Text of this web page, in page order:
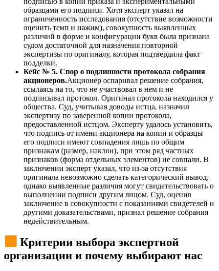
образцами его подписи. Хотя эксперт указал на
ограниченность исследования (отсутствие возможности
оценить темп и нажим), совокупность выявленных
различий в форме и конфигурации букв была признана
судом достаточной для назначения повторной
экспертизы по оригиналу, которая подтвердила факт
подделки.
Кейс № 5. Спор о подлинности протокола собрания
акционеров.Акционер оспаривал решение собрания,
ссылаясь на то, что не участвовал в нем и не
подписывал протокол. Оригинал протокола находился у
общества. Суд, учитывая доводы истца, назначил
экспертизу по заверенной копии протокола,
предоставленной истцом. Эксперту удалось установить,
что подпись от имени акционера на копии и образцы
его подписи имеют совпадения лишь по общим
признакам (размер, наклон), при этом ряд частных
признаков (форма отдельных элементов) не совпали. В
заключении эксперт указал, что из-за отсутствия
оригинала невозможно сделать категорический вывод,
однако выявленные различия могут свидетельствовать о
выполнении подписи другим лицом. Суд, оценив
заключение в совокупности с показаниями свидетелей и
другими доказательствами, признал решение собрания
недействительным.
Критерии выбора экспертной
организации и почему выбирают нас